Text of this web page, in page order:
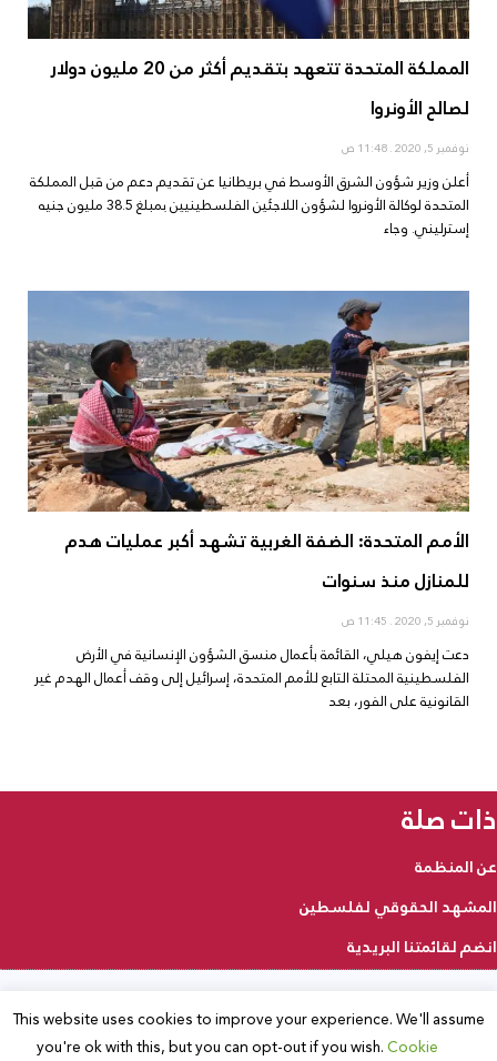
المملكة المتحدة تتعهد بتقديم أكثر من 20 مليون دولار
لصالح الأونروا
نوفمبر 5, 2020
أعلن وزير شؤون الشرق الأوسط في بريطانيا عن تقديم دعم من قبل المملكة
المتحدة لوكالة الأونروا لشؤون اللاجئين الفلسطينيين بمبلغ 38.5 مليون جنيه
إسترليني. وجاء
الأمم المتحدة: الضفة الغربية تشهد أكبر عمليات هدم
للمنازل منذ سنوات
نوفمبر 5, 2020
دعت إيفون هيلي، القائمة بأعمال منسق الشؤون الإنسانية في الأرض
الفلسطينية المحتلة التابع للأمم المتحدة، إسرائيل إلى وقف أعمال الهدم غير
القانونية على الفور، بعد
ذات صلة
عن المنظمة
المشهد الحقوقي لفلسطين
انضم لقائمتنا البريدية
2025 © جميع الحقوق محفوظة
This website uses cookies to improve your experience. We'll assume
you're ok with this, but you can opt-out if you wish.Cookie